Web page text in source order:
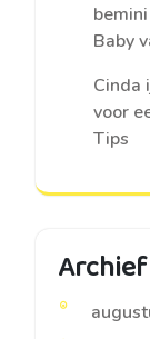
bemini
Baby
Cinda
voor
Tips
Archief